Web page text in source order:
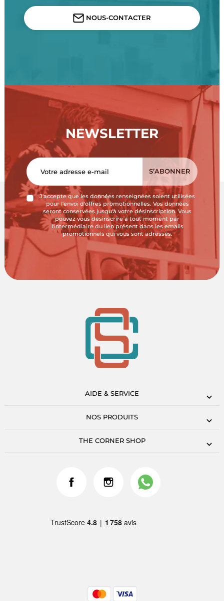
NOUS-CONTACTER
NEWSLETTER
J'accepte que les données renseignées soient utilisées
pour l'envoi d'offres promotionnelles. Vos données
seront conservées jusqu'à votre désinscription. Vous
pouvez vous désinscrire à tout moment par
l'intermédiaire du lien présent dans les emails
promotionnels qui vous sont adressés.
AIDE & SERVICE
NOS PRODUITS
THE CORNER SHOP